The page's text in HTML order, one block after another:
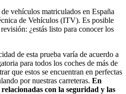
vehículos matriculados en España
de Vehículos (ITV). Es posible
¿estás listo para conocer los
de esta prueba varía de acuerdo a
para todos los coches de más de
que estos se encuentran en perfectas
por nuestras carreteras. En
con la seguridad y las